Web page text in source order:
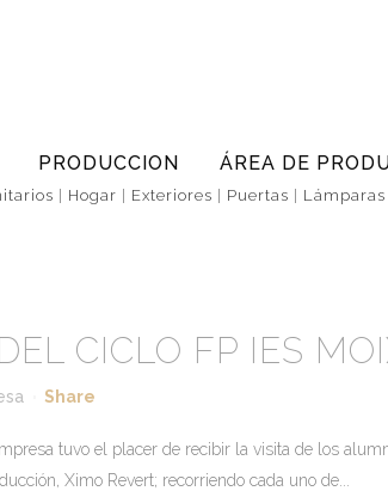
PRODUCCION ÁREA DE
Hogar Exteriores Puertas Lámparas
CICLO FP IES
Share
tuvo el placer de recibir la visita de los
Ximo Revert; recorriendo cada uno de...